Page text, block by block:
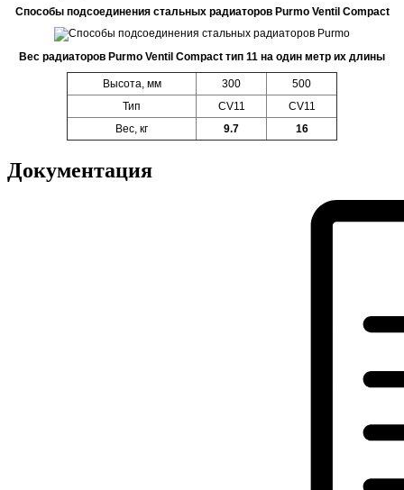
Способы подсоединения стальных радиаторов Purmo Ventil Compact
Вес радиаторов Purmo Ventil Compact тип 11 на один метр их длины
Высота, мм 300
500
Тип
CV11
CV11
Вес, кг
9.7 16
Документация